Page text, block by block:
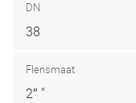
DN
38
Flensmaat
2″ "